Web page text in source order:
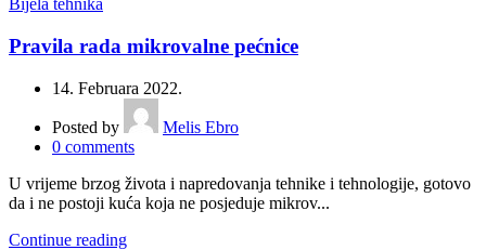
Bijela tehnika
Pravila rada mikrovalne pećnice
14. Februara 2022.
Posted by
Melis Ebro
0 comments
U vrijeme brzog života i napredovanja tehnike i tehnologije, gotovo
da i ne postoji kuća koja ne posjeduje mikrov...
Continue reading